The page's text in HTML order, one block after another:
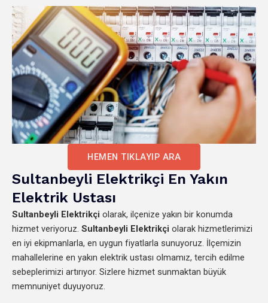
HEMEN TIKLAYIP ARA
Sultanbeyli Elektrikçi En Yakın
Elektrik Ustası
Sultanbeyli Elektrikçi olarak, ilçenize yakın bir konumda
hizmet veriyoruz. Sultanbeyli Elektrikçi olarak hizmetlerimizi
en iyi ekipmanlarla, en uygun fiyatlarla sunuyoruz. İlçemizin
mahallelerine en yakın elektrik ustası olmamız, tercih edilme
sebeplerimizi artırıyor. Sizlere hizmet sunmaktan büyük
memnuniyet duyuyoruz.